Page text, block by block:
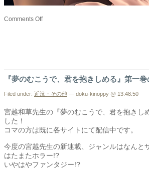
Comments Off
『夢のむこうで、君を抱きしめる』第一
Filed under: 近況・その他 — doku-kinoppy @ 13:48:50
宮越和草先生の『夢のむこうで、君を抱きし
した！
コマの方は既に各サイトにて配信中です。
今度の宮越先生の新連載、ジャンルはなんと
はたまたホラー!?
いやはやファンタジー!?